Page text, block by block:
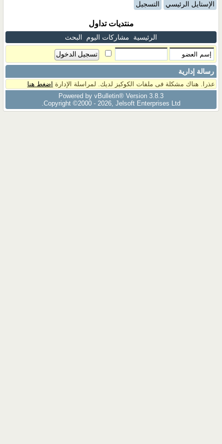
الإستايل الرئيسي التسجيل
منتديات تداول
الرئيسية مشاركات اليوم البحث
رسالة إدارية
عذرا. هناك مشكلة فى ملفات الكوكيز لديك. لمراسلة الإدارة اضغط هنا
Powered by vBulletin® Version 3.8.3
Copyright ©2000 - 2026, Jelsoft Enterprises Ltd.